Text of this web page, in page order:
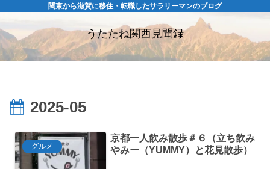
関東から滋賀に移住・転職したサラリーマンのブログ
うたたね関西見聞録
2025-05
グルメ
京都一人飲み散歩＃６（立ち飲み
やみー（YUMMY）と花見散歩）